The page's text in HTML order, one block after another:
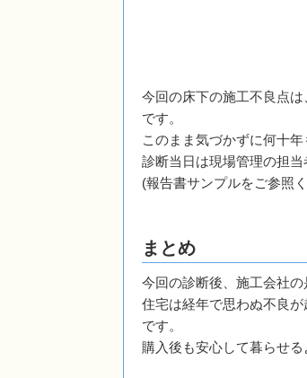
今回の床下の施工不良点
です。
このまま気づかずに何十
診断当日は現場管理の担
(報告書サンプルをご参照
まとめ
今回の診断後、施工会社
住宅は経年で思わぬ不良
です。
購入後も安心して暮らせ